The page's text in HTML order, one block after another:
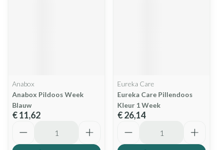
Anabox
Anabox Pildoos Week
Blauw
€ 11,62
Eureka Care
Eureka Care Pillendoos
Kleur 1 Week
€ 26,14